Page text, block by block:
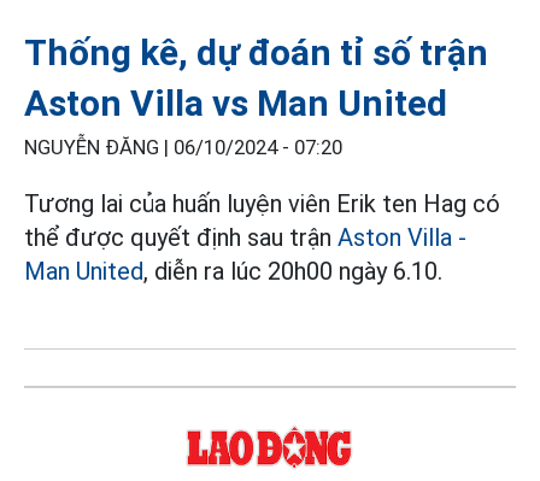
Thống kê, dự đoán tỉ số trận
Aston Villa vs Man United
NGUYỄN ĐĂNG | 06/10/2024 - 07:20
Tương lai của huấn luyện viên Erik ten Hag có
thể được quyết định sau trận Aston Villa -
Man United, diễn ra lúc 20h00 ngày 6.10.